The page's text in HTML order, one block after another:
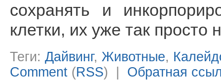
сохранять и
клетки, их уже так
Теги: Дайвинг, Животные,
Comment (RSS) | Обратная